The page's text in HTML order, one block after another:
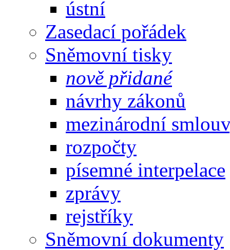
ústní
Zasedací pořádek
Sněmovní tisky
nově přidané
návrhy zákonů
mezinárodní
rozpočty
písemné interpelace
zprávy
rejstříky
Sněmovní dokumenty